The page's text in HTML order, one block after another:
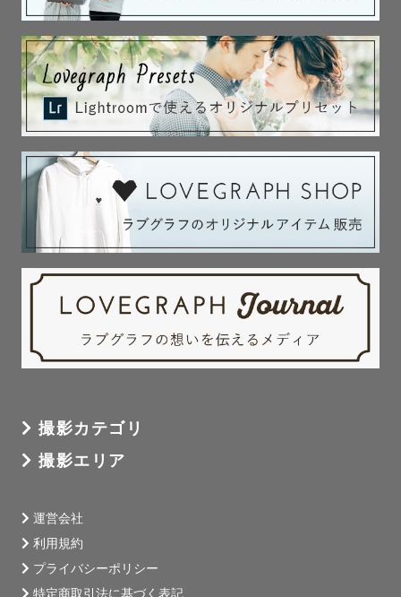
撮影カテゴリ
撮影エリア
運営会社
利用規約
プライバシーポリシー
特定商取引法に基づく表記